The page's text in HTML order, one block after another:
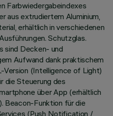
Farbwiedergabeindexes
aus extrudiertem Aluminium,
erhältlich in verschiedenen
Schutzglas.
sind Decken- und
Aufwand dank praktischem
(Intelligence of Light)
die Steuerung des
über App (erhältlich
Beacon-Funktion für die
(Push Notification /